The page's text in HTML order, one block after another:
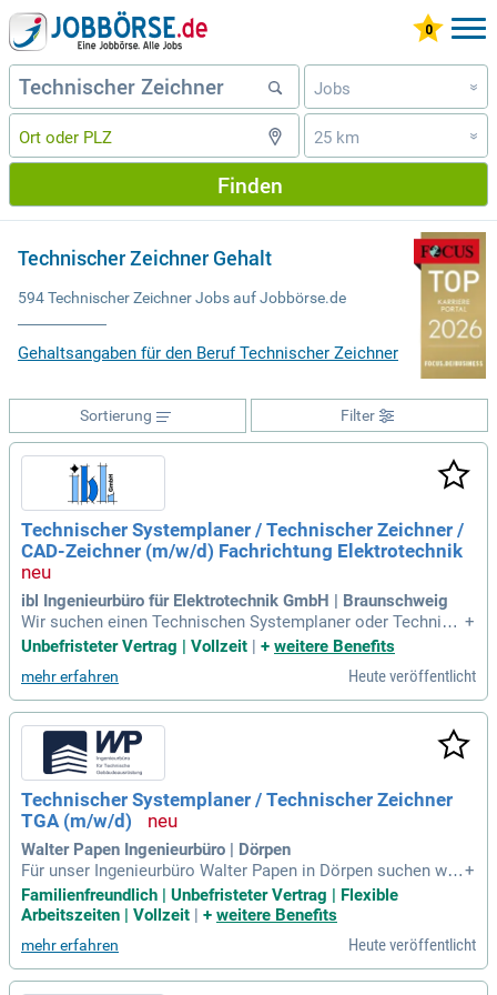
Jobs »
25 km »
Finden
Technischer Zeichner Gehalt
594 Technischer Zeichner Jobs auf Jobbörse.de
Gehaltsangaben für den Beruf Technischer Zeichner
Filter
Sortierung
Technischer Systemplaner / Technischer Zeichner /
CAD-Zeichner (m/w/d) Fachrichtung Elektrotechnik
ibl Ingenieurbüro für Elektrotechnik GmbH | Braunschweig
Wir suchen einen Technischen Systemplaner oder Technisc
hen Zeichner (m/w/d) mit Schwerpunkt Elektrotechnik für H
ochbauprojekte. Zu deinen Aufgaben gehören die Erstellung
von Konzept- und Entwurfsplänen sowie die Ausführungspla
nung mit Auto CAD oder DDS CAD. Idealerweise bringst du
Praxiserfahrung mit, auch Berufsanfänger sind willkommen.
Du hast sehr gute CAD-Kenntnisse und bist sicher im Umga
ng mit MS-Office. Wir bieten einen unbefristeten Arbeitsvertr
ag, ein attraktives Gehalt und hervorragende Weiterbildungs
möglichkeiten. Werde Teil eines motivierenden Teams mit fl
achen Hierarchien und einem offenen Umfeld für kreative Id
een!
+
Unbefristeter Vertrag | Vollzeit | + weitere Benefits
mehr erfahren Heute veröffentlicht
Technischer Systemplaner / Technischer Zeichner
TGA (m/w/d)
Walter Papen Ingenieurbüro | Dörpen
Für unser Ingenieurbüro Walter Papen in Dörpen suchen wir
einen Technischen Systemplaner / Technischen Zeichner
(m/w/d) mit Fachrichtung Versorgungstechnik (TGA). Ihre H
gen und Berechnungen mit Plancal Nova. Wir bieten Ihnen di
e Möglichkeit, Kunden zu informieren und zu beraten sowie
+
Familienfreundlich | Unbefristeter Vertrag | Flexible
Arbeitszeiten | Vollzeit
+ weitere Benefits
mehr erfahren Heute veröffentlicht